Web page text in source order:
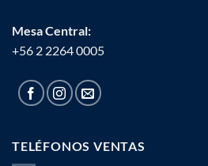
Mesa Central:
+56 2 2264 0005
TELÉFONOS VENTAS